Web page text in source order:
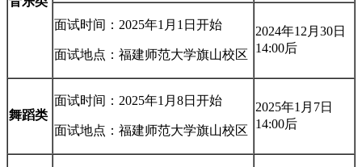
面试时间：2025年1月1日开始
面试地点：福建师范大学旗山校区
2024年12月30日
14:00后
舞蹈类
面试时间：2025年1月8日开始
面试地点：福建师范大学旗山校区
2025年1月7日
14:00后